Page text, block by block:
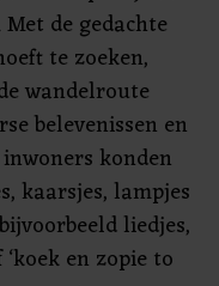
de gedachte
te zoeken,
wandelroute
belevenissen en
konden
kaarsjes, lampjes
liedjes,
en zopie to